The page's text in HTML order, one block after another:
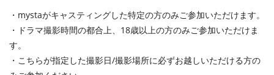
・mystaがキャスティングした特定の方のみご参加いただけます。
・ドラマ撮影時間の都合上、18歳以上の方のみご参加いただけま
す。
・こちらが指定した撮影日/撮影場所に必ずお越しいただける方の